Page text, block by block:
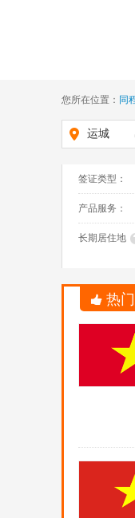
您所在位置： 同
运城
签证类型：
产品服务：
长期居住地
热